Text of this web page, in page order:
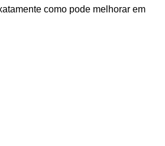
como pode melhorar em